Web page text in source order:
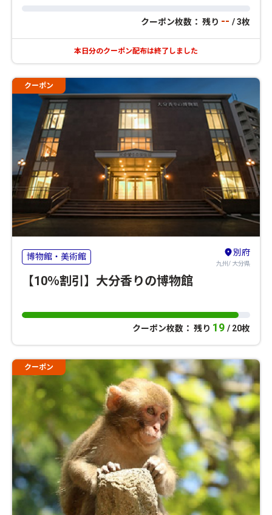
クーポン枚数： 残り -- / 3枚
本日分のクーポン配布は終了しました
クーポン
博物館・美術館 別府
九州/ 大分県
【10％割引】大分香りの博物館
クーポン枚数： 残り 19 / 20枚
クーポン